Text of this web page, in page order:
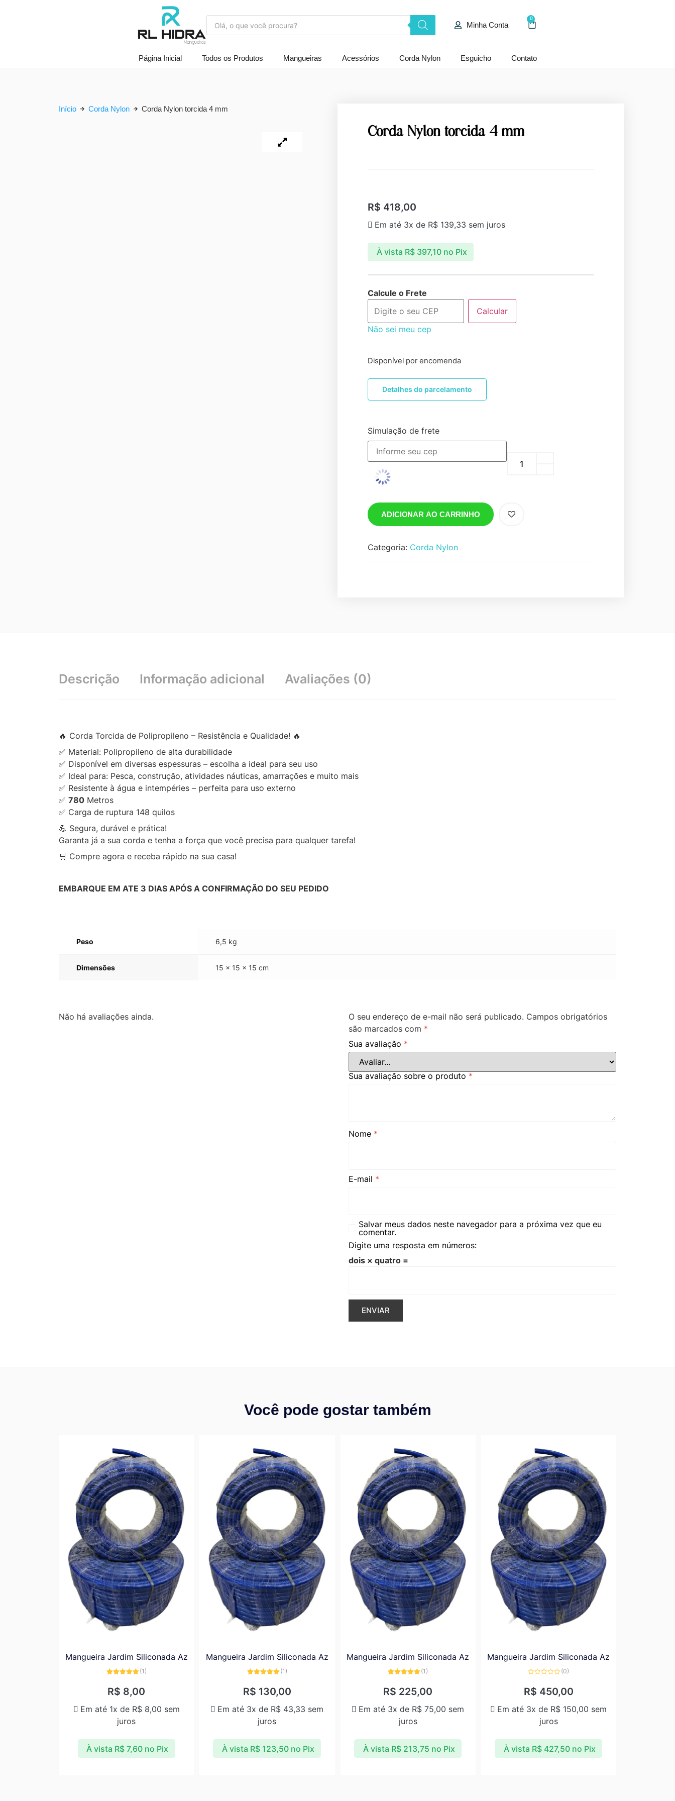
Minha Conta
0
Página Inicial Todos os Produtos Mangueiras Acessórios Corda Nylon Esguicho Contato
Início Corda Nylon Corda Nylon torcida 4 mm
Corda Nylon torcida 4 mm
R$ 418,00
Em até 3x de R$ 139,33 sem juros
À vista R$397,10 no Pix
Calcule o Frete
Calcular
Não sei meu cep
Disponível por encomenda
Detalhes do parcelamento
Simulação de frete
ADICIONAR AO CARRINHO
Categoria: Corda Nylon
Descrição Informação adicional Avaliações (0)
🔥 Corda Torcida de Polipropileno – Resistência e Qualidade! 🔥
✅ Material: Polipropileno de alta durabilidade
✅ Disponível em diversas espessuras – escolha a ideal para seu uso
✅ Ideal para: Pesca, construção, atividades náuticas, amarrações e muito mais
✅ Resistente à água e intempéries – perfeita para uso externo
✅ 780 Metros
✅ Carga de ruptura 148 quilos
💪 Segura, durável e prática!
Garanta já a sua corda e tenha a força que você precisa para qualquer tarefa!
🛒 Compre agora e receba rápido na sua casa!
EMBARQUE EM ATE 3 DIAS APÓS A CONFIRMAÇÃO DO SEU PEDIDO
Peso 6,5 kg
Dimensões 15 × 15 × 15 cm
Não há avaliações ainda. O seu endereço de e-mail não será publicado. Campos obrigatórios
são marcados com *
Sua avaliação *
Sua avaliação sobre o produto *
Nome *
E-mail *
Salvar meus dados neste navegador para a próxima vez que eu
comentar.
Digite uma resposta em números:
dois × quatro =
Você pode gostar também
Mangueira Jardim Siliconada Az
5.00
de 5
(1)
R$ 8,00
Em até 1x de R$8,00 sem
juros
À vista R$ 7,60 no Pix
Mangueira Jardim Siliconada Az
5.00de 5
(1)
R$ 130,00
Em até 3x de R$ 43,33 sem
juros
À vista R$123,50 no Pix
Mangueira Jardim Siliconada Az
5.00de 5
(1)
R$ 225,00
Em até 3x de R$ 75,00 sem
juros
À vista R$213,75 no Pix
Mangueira Jardim Siliconada Az
de
(0)
R$ 450,00
Em até 3x de R$ 150,00 sem
juros
À vista R$427,50 no Pix